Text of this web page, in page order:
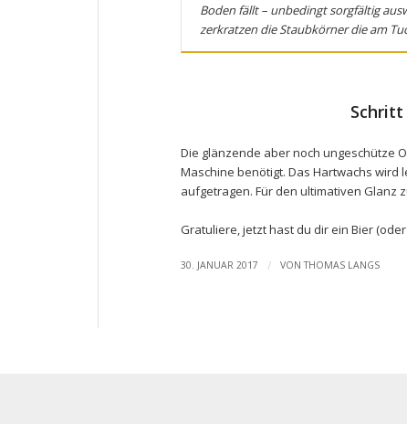
Boden fällt – unbedingt sorgfältig
zerkratzen die Staubkörner die am
Die glänzende aber noch ungeschütze
Maschine benötigt. Das Hartwachs wird
aufgetragen. Für den ultimativen Glanz
Gratuliere, jetzt hast du dir ein Bier
30. JANUAR 2017 / VONTHOMAS LANGS